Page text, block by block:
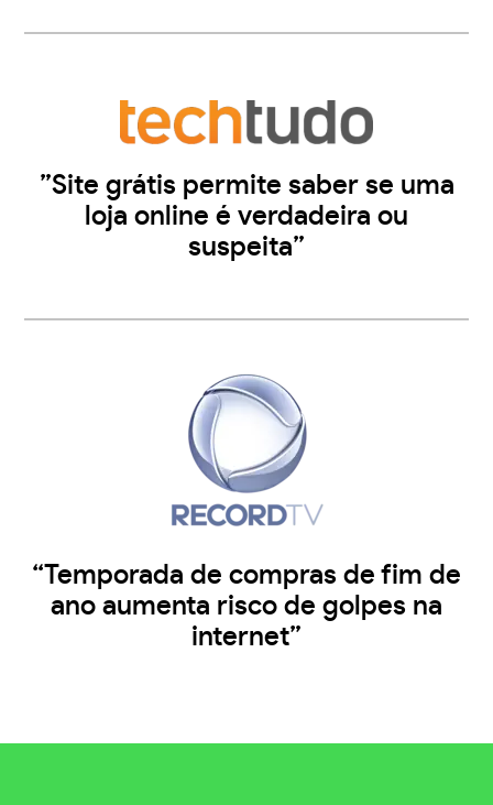
”Site grátis permite saber se uma
loja online é verdadeira ou
suspeita”
“Temporada de compras de fim de
ano aumenta risco de golpes na
internet”